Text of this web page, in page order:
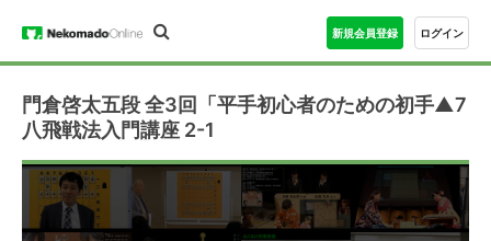
新規会員登録 ログイン
門倉啓太五段 全3回「平手初心者のための初手▲7
八飛戦法入門講座 2-1